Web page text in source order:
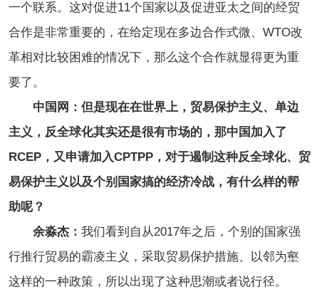
一个联系。这对促进11个国家以及促进亚太之间的经贸
合作是非常重要的，在给定现在多边合作式微、WTO改
革相对比较困难的情况下，那么这个合作就显得更为重
要了。
中国网：但是现在在世界上，贸易保护主义、单边
主义，反全球化其实还是很有市场的，那中国加入了
RCEP，又申请加入CPTPP，对于遏制这种反全球化、贸
易保护主义以及个别国家搞的经济冷战，有什么样的帮
助呢？
余淼杰： 我们看到自从2017年之后，个别的国家强
行推行贸易的霸凌主义，采取贸易保护措施、以邻为壑
这样的一种政策，所以出现了这种思潮或者说行径。